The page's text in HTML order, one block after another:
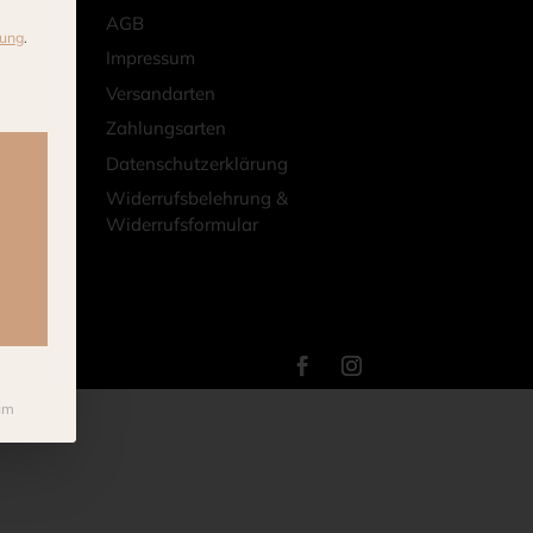
AGB
Impressum
Versandarten
Zahlungsarten
Datenschutzerklärung
Widerrufsbelehrung &
Widerrufsformular
.
werden kann. Die erste Service-Gruppe ist